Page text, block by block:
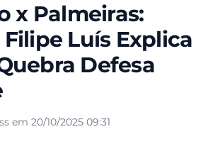
x Palmeiras:
Luís Explica
Defesa
em 20/10/2025 09:31